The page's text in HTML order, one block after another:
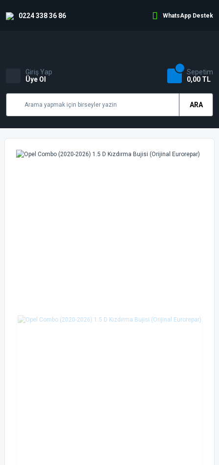
0224 338 36 86 WhatsApp Destek
ARA
Giriş Yap
Üye Ol
Sepetim
0,00 TL